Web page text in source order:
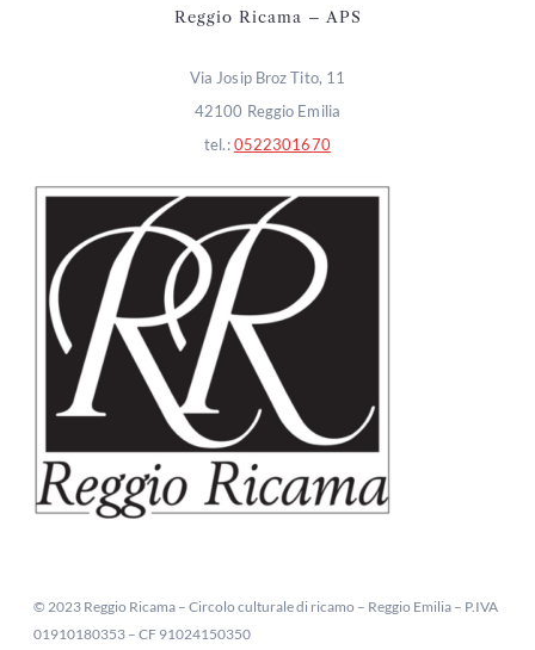
Reggio Ricama – APS
Via Josip Broz Tito, 11
42100 Reggio Emilia
tel.:0522301670
© 2023 Reggio Ricama – Circolo culturale di ricamo – Reggio Emilia – P.IVA
01910180353 – CF 91024150350